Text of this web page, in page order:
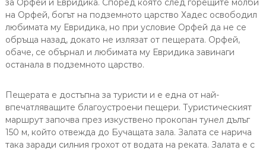
за Орфей и Евридика. Според която след горещите молби
на Орфей, богът на подземното царство Хадес освободил
любимата му Евридика, но при условие Орфей да не се
обръща назад, докато не излязат от пещерата. Орфей,
обаче, се обърнал и любимата му Евридика завинаги
останала в подземното царство.
Пещерата е достъпна за туристи и е една от най-
впечатляващите благоустроени пещери. Туристическият
маршрут започва през изкуствено прокопан тунел дълъг
150 м, който отвежда до Бучащата зала. Залата се нарича
така заради силния грохот от водата на реката. Залата е с